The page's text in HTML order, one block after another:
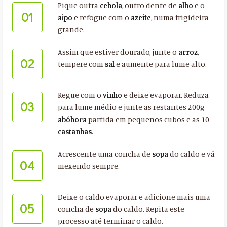
01
Pique outra cebola, outro dente de alho e o
aipo e refogue com o azeite, numa frigideira
grande.
02
Assim que estiver dourado, junte o arroz,
tempere com sale aumente para lume alto.
03
Regue com ovinho e deixe evaporar. Reduza
para lume médio e junte as restantes 200g
abóborapartida em pequenos cubos e as 10
castanhas.
04
Acrescente uma concha de sopado caldo e vá
mexendo sempre.
05
Deixe o caldo evaporar e adicione mais uma
concha de sopado caldo. Repita este
processo até terminar o caldo.